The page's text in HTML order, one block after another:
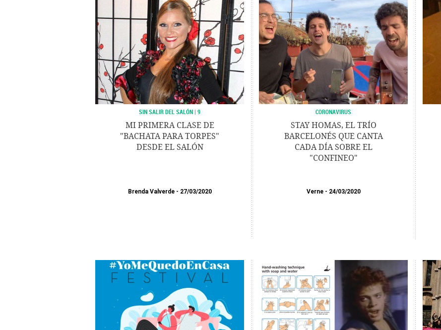
SIN SALIR DEL SALÓN | 9
MI PRIMERA CLASE DE
"BACHATA PARA TORPES"
DESDE EL SALÓN
Brenda Valverde 27/03/2020
CORONAVIRUS
STAY HOMAS, EL TRÍO
BARCELONÉS QUE CANTA
CADA DÍA SOBRE EL
"CONFINEO"
Verne 24/03/2020